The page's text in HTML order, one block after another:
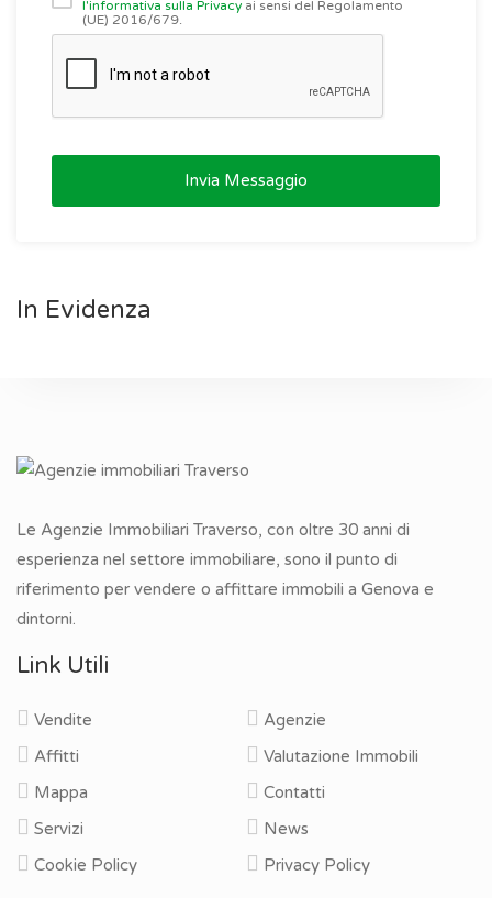
l'informativa sulla Privacy ai sensi del Regolamento
(UE) 2016/679.
Invia Messaggio
In Evidenza
Le Agenzie Immobiliari Traverso, con oltre 30 anni di
esperienza nel settore immobiliare, sono il punto di
riferimento per vendere o affittare immobili a Genova e
dintorni.
Link Utili
Vendite
Affitti
Mappa
Servizi
Cookie Policy
Agenzie
Valutazione Immobili
Contatti
News
Privacy Policy